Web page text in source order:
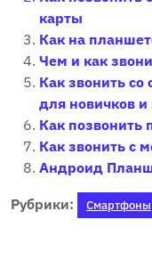
карты
Как на
Чем и как
Как звонить
для новичков
Как позвонить
Как звонить с
Андроид
Рубрики: Смартфоны